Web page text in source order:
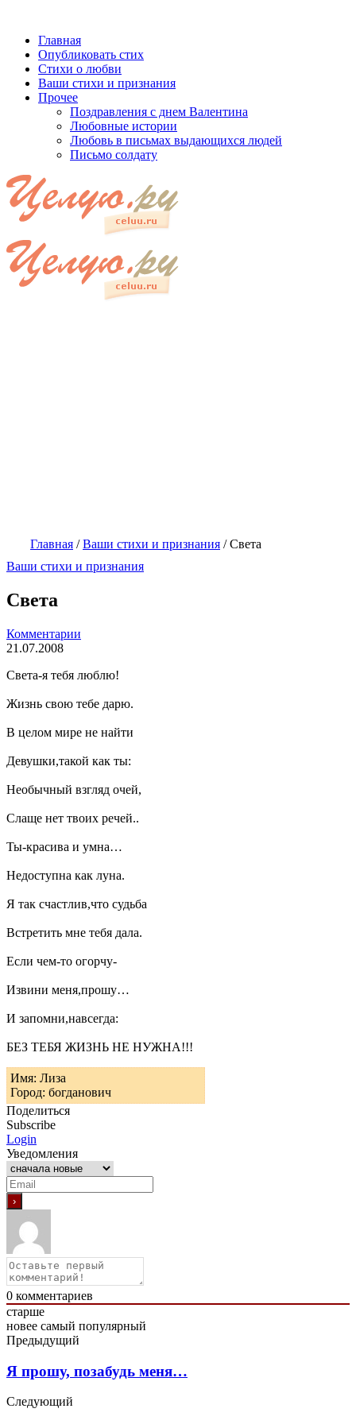
Главная
Опубликовать стих
Стихи о любви
Ваши стихи и признания
Прочее
Поздравления с днем Валентина
Любовные истории
Любовь в письмах выдающихся людей
Письмо солдату
Главная /Ваши стихи и признания /Света
Ваши стихи и признания
Света
Комментарии
21.07.2008
Света-я тебя люблю!
Жизнь свою тебе дарю.
В целом мире не найти
Девушки,такой как ты:
Необычный взгляд очей,
Слаще нет твоих речей..
Ты-красива и умна…
Недоступна как луна.
Я так счастлив,что судьба
Встретить мне тебя дала.
Если чем-то огорчу-
Извини меня,прошу…
И запомни,навсегда:
БЕЗ ТЕБЯ ЖИЗНЬ НЕ НУЖНА!!!
Имя: Лиза
Город: богданович
Поделиться
Subscribe
Login
Уведомления
0 комментариев
старше
новее самый популярный
Предыдущий
Я прошу, позабудь меня…
Следующий